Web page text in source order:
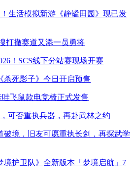
生活模拟新游《静谧田园》现已发
打撤赛道又添一员勇将
！SCS线下分站赛现场开赛
杀死影子》今日开启预售
飞鼠款电竞椅正式发售
可否重执兵器，再赴武林之约
破境，旧友可愿重执长剑，再探武学
境护卫队》全新版本「梦境启航」7